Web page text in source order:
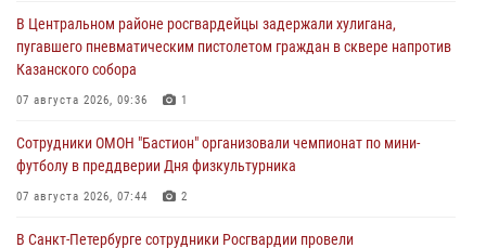
В Центральном районе росгвардейцы задержали хулигана,
пугавшего пневматическим пистолетом граждан в сквере напротив
Казанского собора
07 августа 2026, 09:36 1
Сотрудники ОМОН "Бастион" организовали чемпионат по мини-
футболу в преддверии Дня физкультурника
07 августа 2026, 07:44 2
В Санкт-Петербурге сотрудники Росгвардии провели